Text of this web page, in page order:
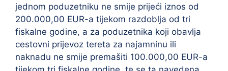
jednom poduzetniku ne smije prijeći iznos od
200.000,00 EUR-a tijekom razdoblja od tri
fiskalne godine, a za poduzetnika koji obavlja
cestovni prijevoz tereta za najamninu ili
naknadu ne smije premašiti 100.000,00 EUR-a